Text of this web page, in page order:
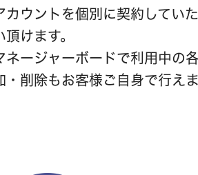
カウントを個別に契約してい
頂けます。
ネージャーボードで利用中の
・削除もお客様ご自身で行え